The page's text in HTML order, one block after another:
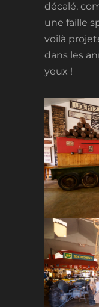
décalé,
une faille
voilà
dans les
yeux !